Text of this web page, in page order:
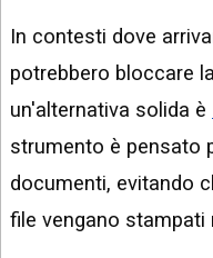
In contesti dove
potrebbero bloccare
un'alternativa solida è
strumento è pensato
documenti, evitando
file vengano stampati